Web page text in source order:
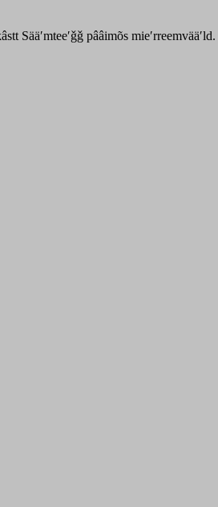
Sääʹmteeʹǧǧ pââimõs mieʹrreemvääʹld.